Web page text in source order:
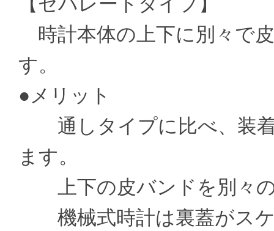
時計本体の上下に別々で
す。
●メリット
通しタイプに比べ、装着
ます。
上下の皮バンドを別々の
機械式時計は裏蓋がスケ